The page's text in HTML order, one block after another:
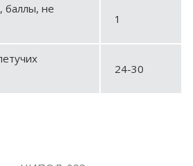
баллы, не
1
24-30